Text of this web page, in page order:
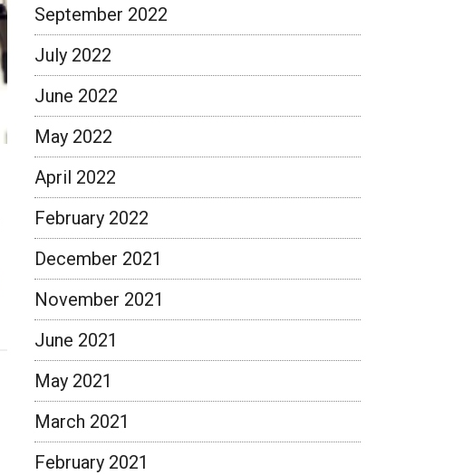
September 2022
July 2022
June 2022
May 2022
April 2022
February 2022
December 2021
November 2021
June 2021
May 2021
March 2021
February 2021